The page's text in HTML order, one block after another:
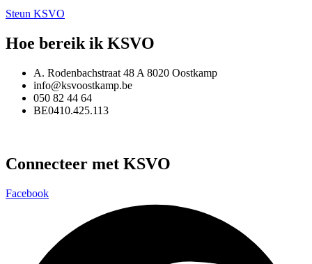
Steun KSVO
Hoe bereik ik KSVO
A. Rodenbachstraat 48 A 8020 Oostkamp
info@ksvoostkamp.be
050 82 44 64
BE0410.425.113
Connecteer met KSVO
Facebook